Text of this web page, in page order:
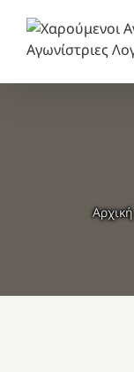
περιεχόμενο
Αρχική